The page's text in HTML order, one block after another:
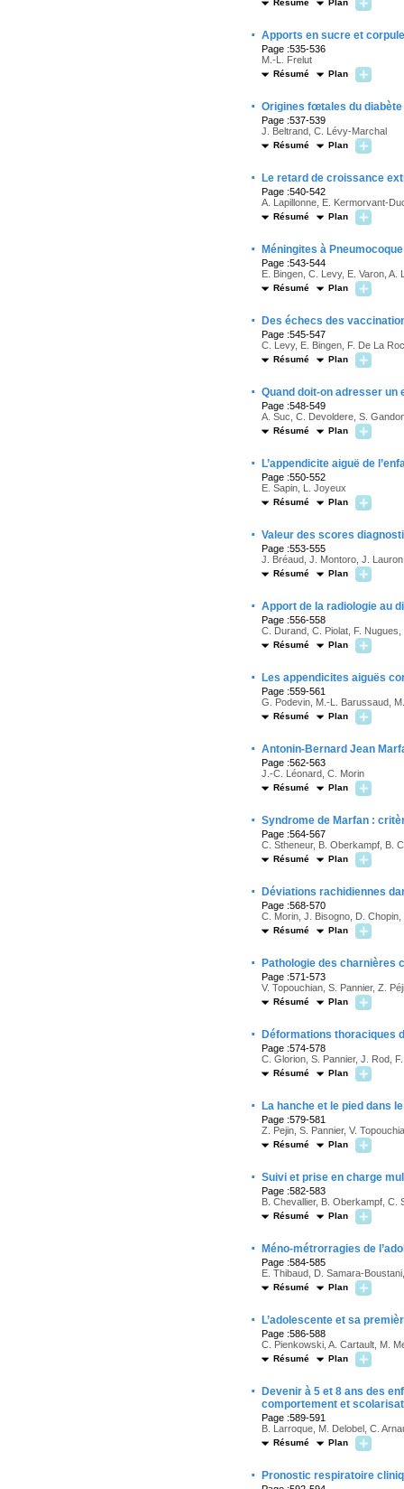
Résumé Plan
· Apports en sucre et
Page :535-536
M.-L. Frelut
Résumé Plan
· Origines fœtales du diabète
Page :537-539
J. Beltrand, C. Lévy-Marchal
Résumé Plan
· Le retard de croissance
Page :540-542
A. Lapillonne, E. Kermorvant-
Résumé Plan
· Méningites à
Page :543-544
E. Bingen, C. Levy, E. Varon, A.
Résumé Plan
· Des échecs des
Page :545-547
C. Levy, E. Bingen, F. De La
Résumé Plan
· Quand doit-on adresser un
Page :548-549
A. Suc, C. Devoldere, S.
Résumé Plan
· L’appendicite aiguë de
Page :550-552
E. Sapin, L. Joyeux
Résumé Plan
· Valeur des scores
Page :553-555
J. Bréaud, J. Montoro, J.
Résumé Plan
· Apport de la radiologie au
Page :556-558
C. Durand, C. Piolat, F.
Résumé Plan
· Les appendicites aiguës
Page :559-561
G. Podevin, M.-L. Barussaud,
Résumé Plan
· Antonin-Bernard Jean
Page :562-563
J.-C. Léonard, C. Morin
Résumé Plan
· Syndrome de Marfan :
Page :564-567
C. Stheneur, B. Oberkampf, B.
Résumé Plan
· Déviations rachidiennes
Page :568-570
C. Morin, J. Bisogno, D.
Résumé Plan
· Pathologie des charnières
Page :571-573
V. Topouchian, S. Pannier, Z.
Résumé Plan
· Déformations thoraciques
Page :574-578
C. Glorion, S. Pannier, J. Rod,
Résumé Plan
· La hanche et le pied dans
Page :579-581
Z. Pejin, S. Pannier, V.
Résumé Plan
· Suivi et prise en charge
Page :582-583
B. Chevallier, B. Oberkampf, C.
Résumé Plan
· Méno-métrorragies de
Page :584-585
E. Thibaud, D. Samara-
Résumé Plan
· L’adolescente et sa
Page :586-588
C. Pienkowski, A. Cartault, M.
Résumé Plan
·
Devenir à 5 et 8 ans des
comportement et
Page :589-591
B. Larroque, M. Delobel, C.
Résumé Plan
· Pronostic respiratoire